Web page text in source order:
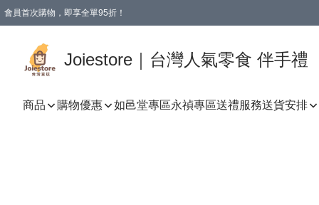
會員首次購物，即享全單95折！
Joiestore｜台灣人氣零食 伴手禮
商品 購物優惠 如邑堂專區永禎專區送禮服務送貨安排